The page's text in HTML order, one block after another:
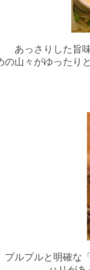
あっさりした旨
の山々がゆったり
プルプルと明確な